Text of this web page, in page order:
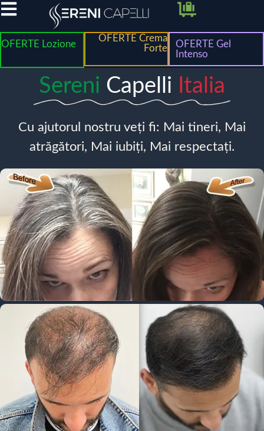
OFERTE Lozione
OFERTE Crema
Forte
OFERTE Gel
Intenso
Sereni Capelli Italia
Cu ajutorul nostru veți fi: Mai tineri, Mai
atrăgători, Mai iubiți, Mai respectați.